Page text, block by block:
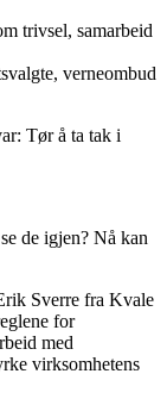
trivsel, samarbeid
verneombud
Tør å ta tak i
de igjen? Nå kan
Sverre fra Kvale
for
med
virksomhetens